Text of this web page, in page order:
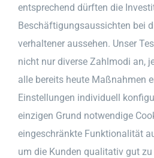
entsprechend dürften die
Beschäftigungsaussichten bei
verhaltener aussehen. Unser
nicht nur diverse Zahlmodi an,
alle bereits heute Maßnahmen
Einstellungen individuell
einzigen Grund notwendige
eingeschränkte Funktionalität
um die Kunden qualitativ gut